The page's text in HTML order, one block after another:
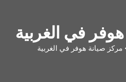
في الغربية
مركز صيانة هوفر في الغربية